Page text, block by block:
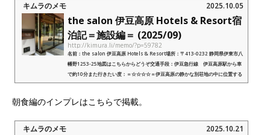
キムラのメモ 2025.10.05
the salon 伊豆高原 Hotels & Resort宿
泊記＝施設編＝ (2025/09)
http://kimura.li/memo/?p=59782
名前：the salon 伊豆高原 Hotels & Resort場所：〒413-0232 静岡県伊東市八
幡野1253-25地図はこちらからどうぞ交通手段：伊豆急行線 伊豆高原駅から車
で約10分また行きたい度：＝☆☆☆☆＝伊豆高原の静かな別荘地の中に位置する
ラグジュアリー感ある料理のレベル...
朝食編のインプレはこちらで掲載。
キムラのメモ 2025.10.21